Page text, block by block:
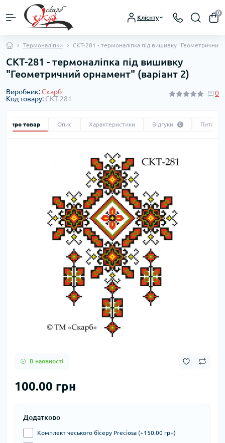
Клієнту
0
Термоналіпки СКТ-281 - термоналіпка під вишивку "Геометричний
СКТ-281 - термоналіпка під вишивку
"Геометричний орнамент" (варіант 2)
Виробник:Скарб
Код товару: СКТ-281
0
про товар Опис Характеристики Відгуки 0 Питання
В наявності
100.00 грн
Додатково
Комплект чеського бісеру Preciosa (+150.00 грн)